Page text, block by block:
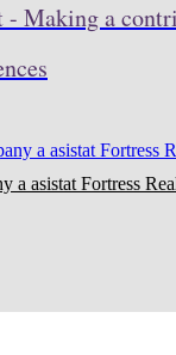
- Making a
a asistat Fortress